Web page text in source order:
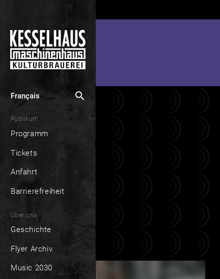
Français search
Publikum
Programm
Tickets
Anfahrt
Barrierefreiheit
Über uns
Geschichte
Flyer Archiv
Music 2030